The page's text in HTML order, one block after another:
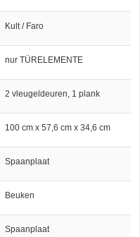
Kult / Faro
nur TÜRELEMENTE
2 vleugeldeuren, 1 plank
100 cm x 57,6 cm x 34,6 cm
Spaanplaat
Beuken
Spaanplaat